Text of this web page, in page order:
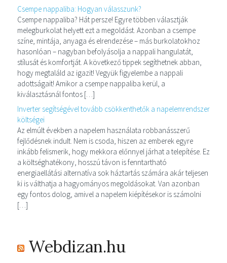
Csempe nappaliba: Hogyan válasszunk?
Csempe nappaliba? Hát persze! Egyre többen választják
melegburkolat helyett ezt a megoldást. Azonban a csempe
színe, mintája, anyaga és elrendezése – más burkolatokhoz
hasonlóan – nagyban befolyásolja a nappali hangulatát,
stílusát és komfortját. A következő tippek segíthetnek abban,
hogy megtaláld az igazit! Vegyük figyelembe a nappali
adottságait! Amikor a csempe nappaliba kerül, a
kiválasztásnál fontos […]
Inverter segítségével tovább csökkenthetők a napelemrendszer
költségei
Az elmúlt években a napelem használata robbanásszerű
fejlődésnek indult. Nem is csoda, hiszen az emberek egyre
inkább felismerik, hogy mekkora előnnyel járhat a telepítése. Ez
a költséghatékony, hosszú távon is fenntartható
energiaellátási alternatíva sok háztartás számára akár teljesen
ki is válthatja a hagyományos megoldásokat. Van azonban
egy fontos dolog, amivel a napelem kiépítésekor is számolni
[…]
Webdizan.hu